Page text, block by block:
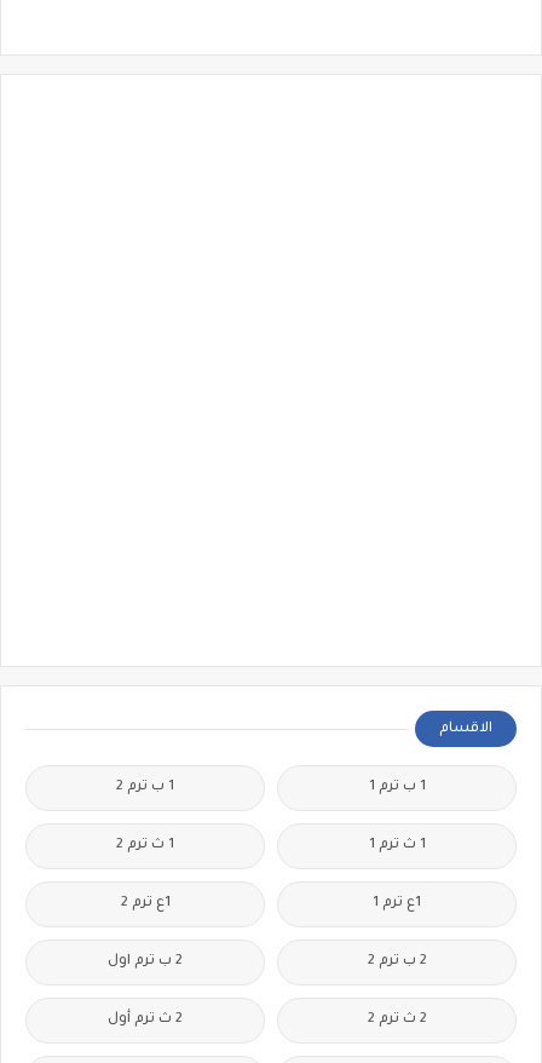
الاقسام
1 ب ترم 1 1 ب ترم 2
1 ث ترم 1 1 ث ترم 2
1ع ترم 1 1ع ترم 2
2 ب ترم 2 2 ب ترم اول
2 ث ترم 2 2 ث ترم أول